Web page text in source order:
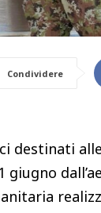
Condividere
destinati